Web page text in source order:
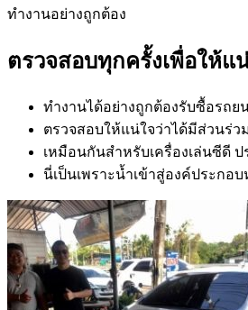
ทำงานอย่างถูกต้อง
ตรวจสอบทุกครั้งเพื่อให้แ
ทำงานได้อย่างถูกต้องรับซื้อรถ
ตรวจสอบให้แน่ใจว่าได้มีส่วนร่
เหมือนกันสำหรับเครื่องเล่นซีดี
นี่เป็นเพราะน้ำเข้าสู่องค์ประก